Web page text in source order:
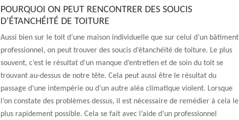
POURQUOI ON PEUT RENCONTRER DES SOUCIS
D’ÉTANCHÉITÉ DE TOITURE
Aussi bien sur le toit d’une maison individuelle que sur celui d’un bâtiment
professionnel, on peut trouver des soucis d’étanchéité de toiture. Le plus
souvent, c’est le résultat d’un manque d’entretien et de soin du toit se
trouvant au-dessus de notre tête. Cela peut aussi être le résultat du
passage d’une intempérie ou d’un autre aléa climatique violent. Lorsque
l’on constate des problèmes dessus, il est nécessaire de remédier à cela le
plus rapidement possible. Cela se fait avec l’aide d’un professionnel